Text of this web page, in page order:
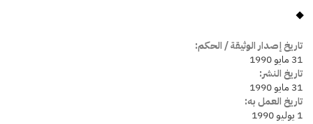
تاريخ إصدار الوثيقة / الحكم:
31 مايو 1990
تاريخ النشر:
31 مايو 1990
تاريخ العمل به:
1 يوليو 1990